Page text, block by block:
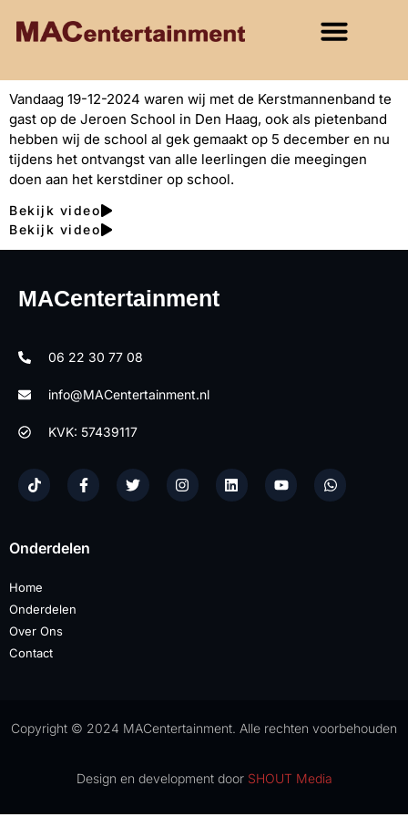
Vandaag 19-12-2024 waren wij met de Kerstmannenband te
gast op de Jeroen School in Den Haag, ook als pietenband
hebben wij de school al gek gemaakt op 5 december en nu
tijdens het ontvangst van alle leerlingen die meegingen
doen aan het kerstdiner op school.
Bekijk video
Bekijk video
MACentertainment
06 22 30 77 08
info@MACentertainment.nl
KVK: 57439117
Onderdelen
Home
Onderdelen
Over Ons
Contact
Copyright © 2024 MACentertainment. Alle rechten voorbehouden
Design en development door SHOUT Media